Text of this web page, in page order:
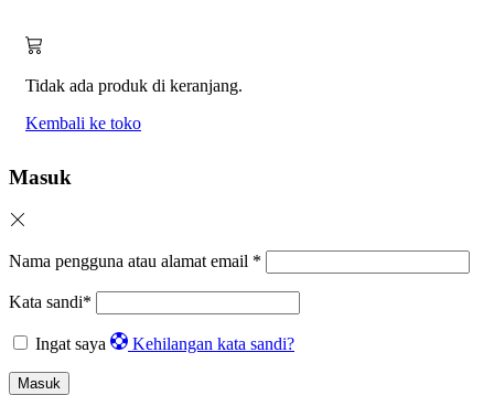
Tidak ada produk di keranjang.
Kembali ke toko
Masuk
Nama pengguna atau alamat email *
Kata sandi*
Ingat saya Kehilangan kata sandi?
Masuk